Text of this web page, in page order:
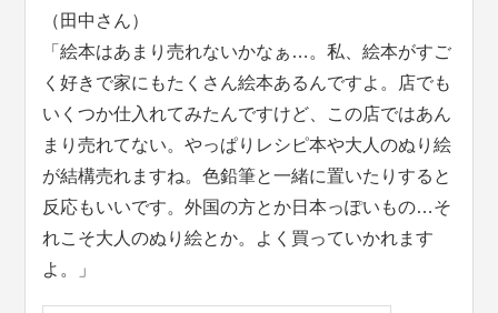
（田中さん）
「絵本はあまり売れないかなぁ…。私、絵本がすご
く好きで家にもたくさん絵本あるんですよ。店でも
いくつか仕入れてみたんですけど、この店ではあん
まり売れてない。やっぱりレシピ本や大人のぬり絵
が結構売れますね。色鉛筆と一緒に置いたりすると
反応もいいです。外国の方とか日本っぽいもの…そ
れこそ大人のぬり絵とか。よく買っていかれます
よ。」